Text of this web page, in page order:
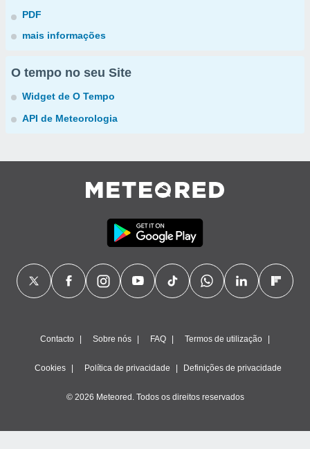
PDF
mais informações
O tempo no seu Site
Widget de O Tempo
API de Meteorologia
Contacto Sobre nós FAQ Termos de utilização
Cookies Política de privacidade Definições de privacidade
© 2026 Meteored. Todos os direitos reservados